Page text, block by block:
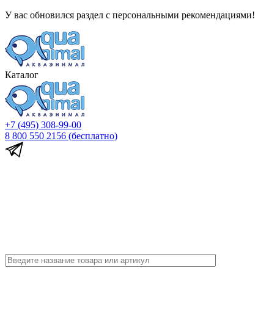
У вас обновился раздел с персональными рекомендациями!
Каталог
+7 (495) 308-99-00
8 800 550 2156 (бесплатно)